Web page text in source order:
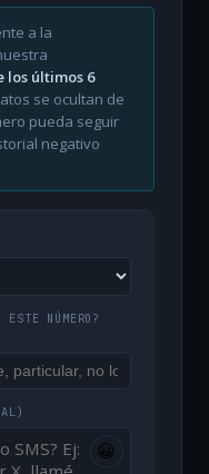
a la
los últimos 6
se ocultan de
pueda seguir
negativo
NÚMERO?
😀